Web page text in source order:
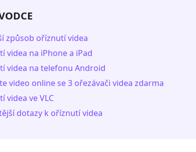
způsob oříznutí videa
videa na iPhone a iPad
videa na telefonu Android
video online se 3 ořezávači videa zdarma
videa ve VLC
dotazy k oříznutí videa